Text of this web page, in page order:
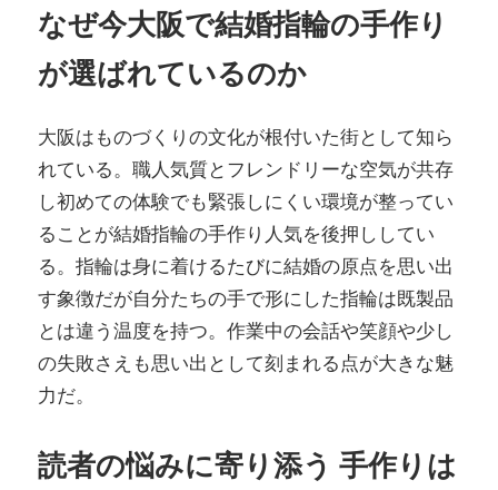
なぜ今大阪で結婚指輪の手作り
が選ばれているのか
大阪はものづくりの文化が根付いた街として知ら
れている。職人気質とフレンドリーな空気が共存
し初めての体験でも緊張しにくい環境が整ってい
ることが結婚指輪の手作り人気を後押ししてい
る。指輪は身に着けるたびに結婚の原点を思い出
す象徴だが自分たちの手で形にした指輪は既製品
とは違う温度を持つ。作業中の会話や笑顔や少し
の失敗さえも思い出として刻まれる点が大きな魅
力だ。
読者の悩みに寄り添う 手作りは